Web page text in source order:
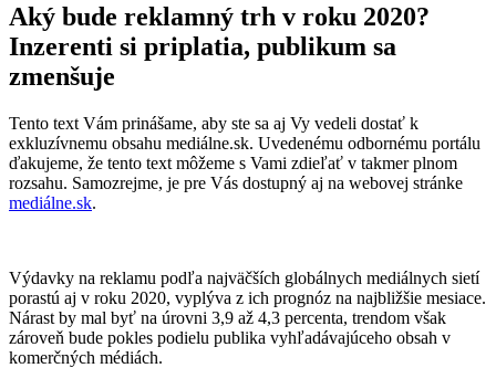
Aký bude reklamný trh v roku 2020?
Inzerenti si priplatia, publikum sa
zmenšuje
Tento text Vám prinášame, aby ste sa aj Vy vedeli dostať k
exkluzívnemu obsahu mediálne.sk. Uvedenému odbornému portálu
ďakujeme, že tento text môžeme s Vami zdieľať v takmer plnom
rozsahu. Samozrejme, je pre Vás dostupný aj na webovej stránke
mediálne.sk.
Výdavky na reklamu podľa najväčších globálnych mediálnych sietí
porastú aj v roku 2020, vyplýva z ich prognóz na najbližšie mesiace.
Nárast by mal byť na úrovni 3,9 až 4,3 percenta, trendom však
zároveň bude pokles podielu publika vyhľadávajúceho obsah v
komerčných médiách.